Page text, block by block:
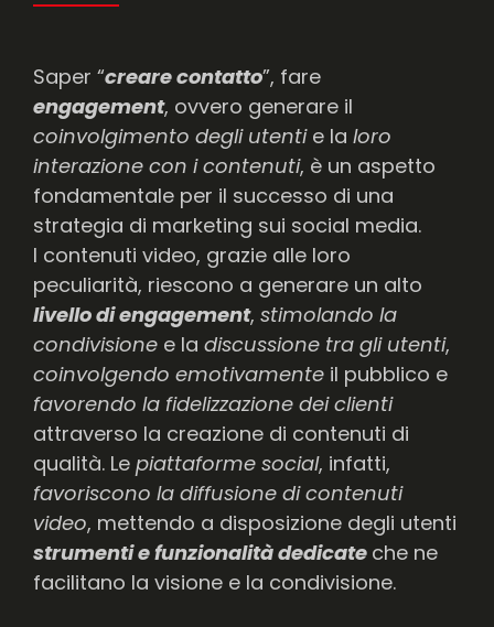
Saper “creare contatto”, fare
engagement, ovvero generare il
coinvolgimento degli utentie la loro
interazione con i contenuti, è un aspetto
fondamentale per il successo di una
strategia di marketing sui social media.
I contenuti video, grazie alle loro
peculiarità, riescono a generare un alto
livello di engagement, stimolando la
condivisione e la discussione tra gli utenti,
coinvolgendo emotivamente il pubblico e
favorendo la fidelizzazione dei clienti
attraverso la creazione di contenuti di
qualità. Le piattaforme social, infatti,
favoriscono la diffusione di contenuti
video, mettendo a disposizione degli utenti
strumenti e funzionalità dedicate che ne
facilitano la visione e la condivisione.